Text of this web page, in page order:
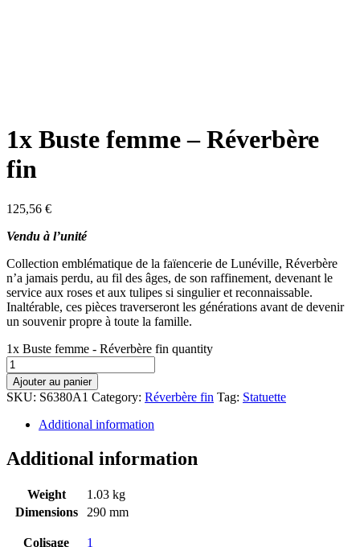
1x Buste femme – Réverbère
fin
125,56 €
Vendu à l’unité
Collection emblématique de la faïencerie de Lunéville, Réverbère
n’a jamais perdu, au fil des âges, de son raffinement, devenant le
service aux roses et aux tulipes si singulier et reconnaissable.
Inaltérable, ces pièces traverseront les générations avant de devenir
un souvenir propre à toute la famille.
1x Buste femme - Réverbère fin quantity
Ajouter au panier
SKU: S6380A1 Category: Réverbère fin Tag: Statuette
Additional information
Additional information
Weight
1.03 kg
Dimensions
290 mm
Colisage 1